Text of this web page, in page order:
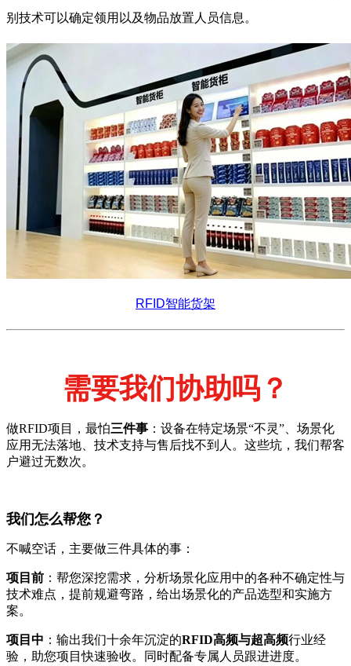
别技术可以确定领用以及物品放置人员信息。
RFID智能货架
需要我们协助吗？
做RFID项目，最怕三件事 ：设备在特定场景“不灵”、场景化
应用无法落地、技术支持与售后找不到人。这些坑，我们帮客
户避过无数次。
我们怎么帮您？
不喊空话，主要做三件具体的事：
项目前 ：帮您深挖需求，分析场景化应用中的各种不确定性与
技术难点，提前规避弯路，给出场景化的产品选型和实施方
案。
项目中 ：输出我们十余年沉淀的RFID高频与超高频行业经
验，助您项目快速验收。同时配备专属人员跟进进度。